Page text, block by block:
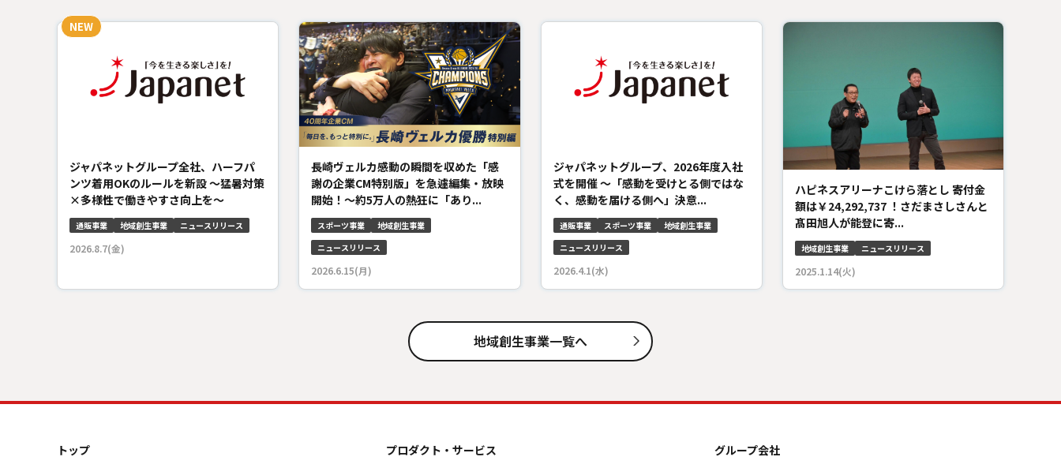
ジャパネットグループ全社、ハーフパ
ンツ着用OKのルールを新設 ～猛暑対策
×多様性で働きやすさ向上を～
通販事業 地域創生事業 ニュースリリース
2026.8.7(金)
長崎ヴェルカ感動の瞬間を収めた「感
謝の企業CM特別版」を急遽編集・放映
開始！～約5万人の熱狂に「あり...
スポーツ事業
地域創生事業
ニュースリリース
2026.6.15(月)
ジャパネットグループ、2026年度入社
式を開催 ～「感動を受けとる側ではな
く、感動を届ける側へ」決意...
通販事業 スポーツ事業
地域創生事業
ニュースリリース
2026.4.1(水)
ハピネスアリーナこけら落とし 寄付金
額は￥24,292,737 ！さだまさしさんと
髙田旭人が能登に寄...
地域創生事業 ニュースリリース
2025.1.14(火)
地域創生事業一覧へ
トップ プロダクト・サービス グループ会社